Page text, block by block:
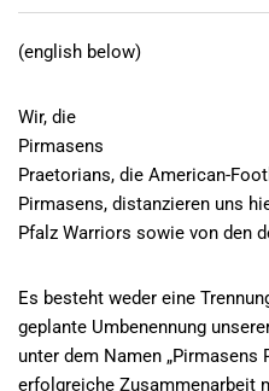
(english below)
Wir, die
Pirmasens
Praetorians, die American-
Pirmasens, distanzieren uns
Pfalz Warriors sowie von den
Es besteht weder eine
geplante Umbenennung
unter dem Namen „Pirmasens
erfolgreiche Zusammenarbeit